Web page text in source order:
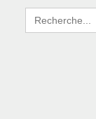
Search
for: